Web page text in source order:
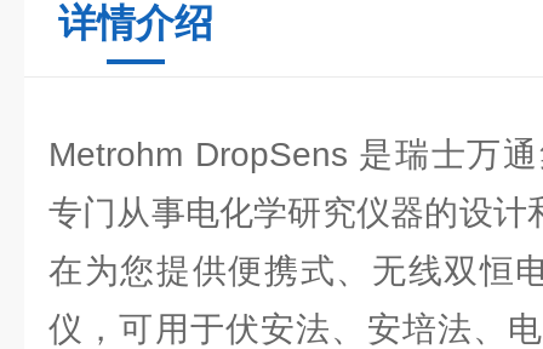
详情介绍
Metrohm DropSens 是瑞士万
专门从事电化学研究仪器的设计
在为您提供便携式、无线双恒
仪，可用于伏安法、安培法、